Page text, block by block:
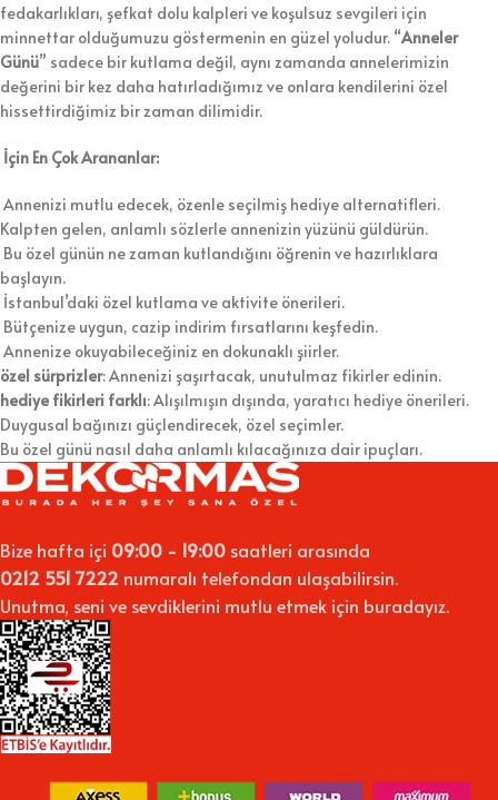
fedakarlıkları, şefkat dolu kalpleri ve koşulsuz sevgileri için
minnettar olduğumuzu göstermenin en güzel yoludur. “Anneler
Günü” sadece bir kutlama değil, aynı zamanda annelerimizin
değerini bir kez daha hatırladığımız ve onlara kendilerini özel
hissettirdiğimiz bir zaman dilimidir.
İçin En Çok Arananlar:
Annenizi mutlu edecek, özenle seçilmiş hediye alternatifleri.
Kalpten gelen, anlamlı sözlerle annenizin yüzünü güldürün.
Bu özel günün ne zaman kutlandığını öğrenin ve hazırlıklara
başlayın.
İstanbul’daki özel kutlama ve aktivite önerileri.
Bütçenize uygun, cazip indirim fırsatlarını keşfedin.
Annenize okuyabileceğiniz en dokunaklı şiirler.
özel sürprizler: Annenizi şaşırtacak, unutulmaz fikirler edinin.
hediye fikirleri farklı: Alışılmışın dışında, yaratıcı hediye önerileri.
Duygusal bağınızı güçlendirecek, özel seçimler.
Bu özel günü nasıl daha anlamlı kılacağınıza dair ipuçları.
Bize hafta içi 09:00 - 19:00 saatleri arasında
0212 551 7222 numaralı telefondan ulaşabilirsin.
Unutma, seni ve sevdiklerini mutlu etmek için buradayız.